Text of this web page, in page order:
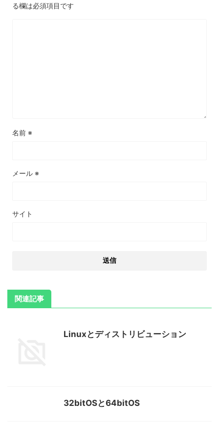
る欄は必須項目です
名前 ※
メール ※
サイト
関連記事
Linuxとディストリビューション
32bitOSと64bitOS